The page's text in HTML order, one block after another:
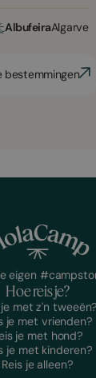
AlbufeiraAlgarve
bestemmingen
eigen
Hoe reis je?
je met z'n tweeën?
je met vrienden?
je met hond?
je met kinderen?
Reis je alleen?